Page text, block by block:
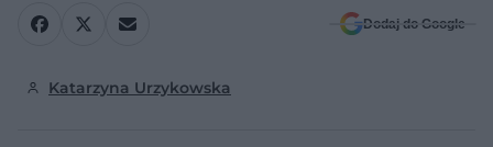
Dodaj do Google
Katarzyna Urzykowska